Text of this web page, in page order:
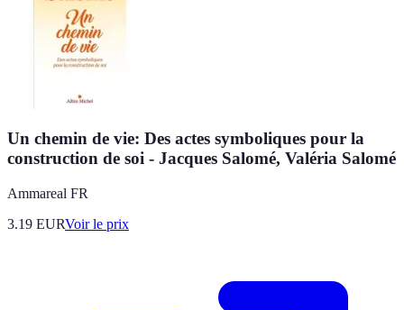
Un chemin de vie: Des actes symboliques pour la
construction de soi - Jacques Salomé, Valéria Salomé
Ammareal FR
3.19 EURVoir le prix